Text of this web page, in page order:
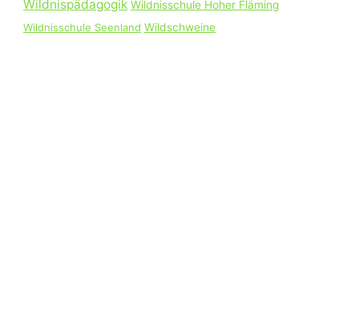
Wildnispädagogik Wildnisschule Hoher Fläming
Wildnisschule Seenland Wildschweine